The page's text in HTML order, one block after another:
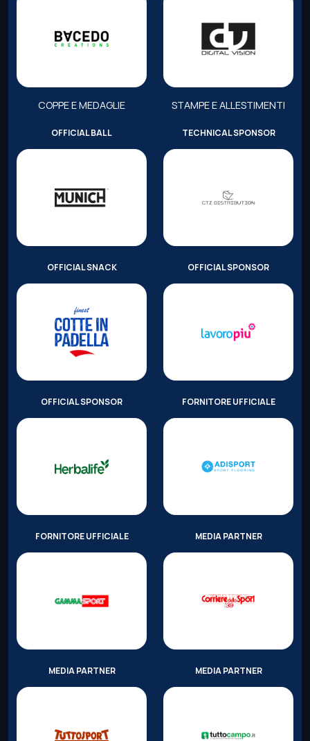
COPPE E MEDAGLIE STAMPE E ALLESTIMENTI
OFFICIAL BALL TECHNICAL SPONSOR
OFFICIAL SNACK OFFICIAL SPONSOR
OFFICIAL SPONSOR FORNITORE UFFICIALE
FORNITORE UFFICIALE MEDIA PARTNER
MEDIA PARTNER MEDIA PARTNER